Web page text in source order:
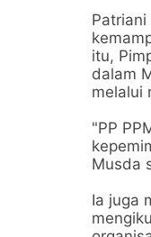
itu,
dalam
melalui
"PP
Musda
Ia juga